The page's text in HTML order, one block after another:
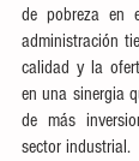
de pobreza en
administración
calidad y la
en una sinergia
de más
sector industrial.